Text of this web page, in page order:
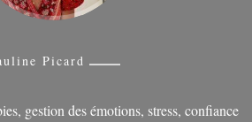
Picard
gestion des émotions, stress, confiance